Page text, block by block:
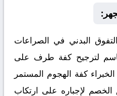
البدني في الصراعات
لترجيح كفة طرف على
كفة الهجوم المستمر
لإجباره على ارتكاب